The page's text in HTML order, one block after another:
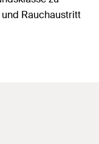
Rauchaustritt